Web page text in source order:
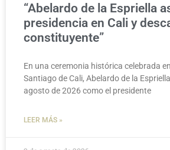
“Abelardo de la Espriella
presidencia en Cali y
constituyente”
En una ceremonia histórica celebrada
Santiago de Cali, Abelardo de la
agosto de 2026 como el presidente
LEER MÁS »